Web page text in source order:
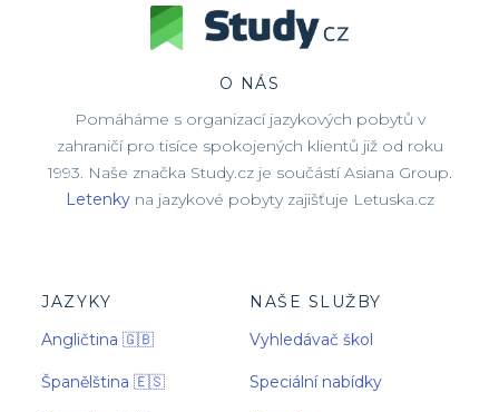
O NÁS
Pomáháme s organizací jazykových pobytů v
zahraničí pro tisíce spokojených klientů již od roku
1993. Naše značka Study.cz je součástí Asiana Group.
Letenkyna jazykové pobyty zajišťuje Letuska.cz
JAZYKY
Angličtina 🇬🇧
Španělština 🇪🇸
NAŠE SLUŽBY
Vyhledávač škol
Speciální nabídky